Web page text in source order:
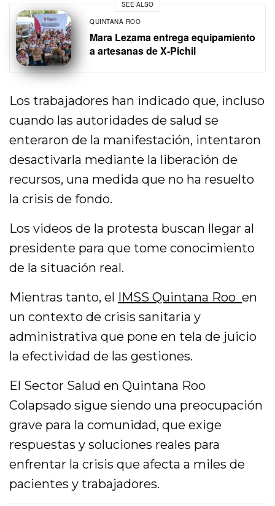
SEE ALSO
QUINTANA ROO
Mara Lezama entrega equipamiento
a artesanas de X-Pichil
Los trabajadores han indicado que, incluso
cuando las autoridades de salud se
enteraron de la manifestación, intentaron
desactivarla mediante la liberación de
recursos, una medida que no ha resuelto
la crisis de fondo.
Los videos de la protesta buscan llegar al
presidente para que tome conocimiento
de la situación real.
Mientras tanto, el IMSS Quintana Rooen
un contexto de crisis sanitaria y
administrativa que pone en tela de juicio
la efectividad de las gestiones.
El Sector Salud en Quintana Roo
Colapsado sigue siendo una preocupación
grave para la comunidad, que exige
respuestas y soluciones reales para
enfrentar la crisis que afecta a miles de
pacientes y trabajadores.